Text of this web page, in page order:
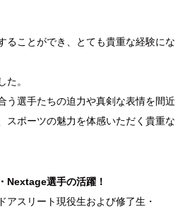
ることができ、とても貴重な経験にな
た。
う選手たちの迫力や真剣な表情を間近
スポーツの魅力を体感いただく貴重な
Nextage選手の活躍！
アスリート現役生および修了生・